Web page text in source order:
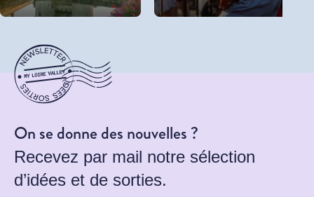
On se donne des nouvelles ?
Recevez par mail notre sélection
d’idées et de sorties.